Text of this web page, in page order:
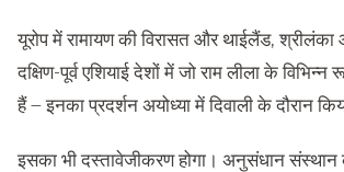
यूरोप में रामायण की विरासत और थाईलैंड,
दक्षिण-पूर्व एशियाई देशों में जो राम लीला के
हैं – इनका प्रदर्शन अयोध्या में दिवाली के दौरान
इसका भी दस्तावेजीकरण होगा। अनुसंधान